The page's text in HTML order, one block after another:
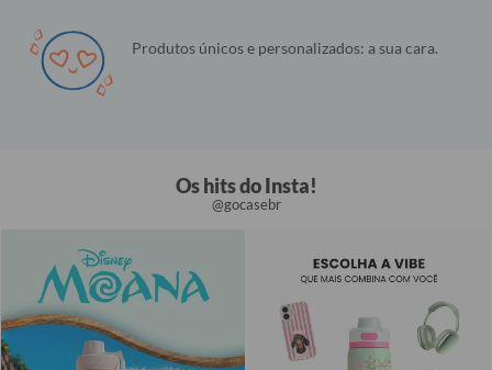
Produtos únicos e personalizados: a sua cara.
Os hits do Insta!
@gocasebr